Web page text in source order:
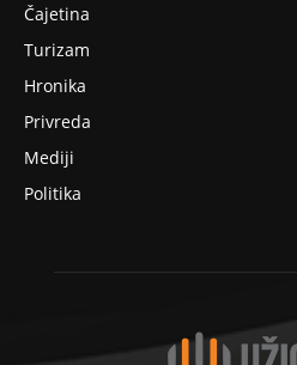
Čajetina
Turizam
Hronika
Privreda
Mediji
Politika